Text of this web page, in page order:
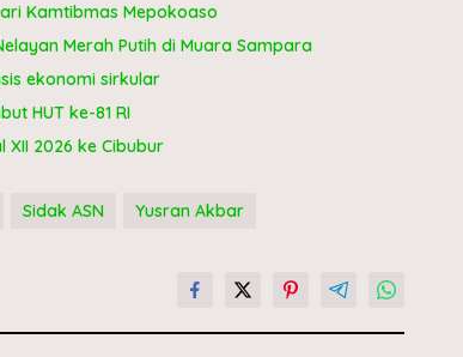
Kamtibmas Mepokoaso
Merah Putih di Muara Sampara
ekonomi sirkular
HUT ke-81 RI
2026 ke Cibubur
Sidak ASN Yusran Akbar